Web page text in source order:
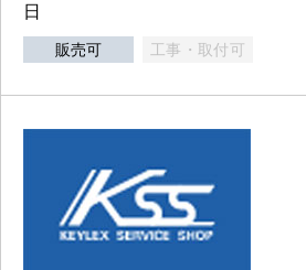
日
販売可 工事・取付可